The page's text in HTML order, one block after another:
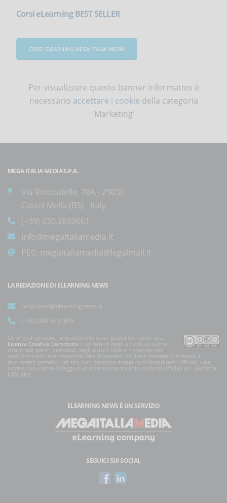
Corsi eLearning BEST SELLER
CORSI ELEARNING MEGA ITALIA MEDIA
Per visualizzare questo banner informativo è
necessario accettare i cookie della categoria
'Marketing'
MEGA ITALIA MEDIA S.P.A.
Via Roncadelle, 70A - 25030
Castel Mella (BS) - Italy
(+39) 030.2650661
info@megaitaliamedia.it
PEC: megaitaliamedia@legalmail.it
LA REDAZIONE DI ELEARNING NEWS
redazione@elearningnews.it
(+39) 030.5531835
Gli articoli presenti in questo sito sono pubblicati sotto una
Licenza Creative Commons. I contenuti degli articoli possono
contenere pareri personali degli autori. Non si risponde per
traduzioni e/o interpretazioni che dovessero risultare inesatte o erronee. I
documenti presenti nel sito non possono essere considerati testi ufficiali, una
norma con valore di legge può essere ricavata solo da fonti ufficiali (es. Gazzetta
Ufficiale).
ELEARNING NEWS È UN SERVIZIO
SEGUICI SUI SOCIAL